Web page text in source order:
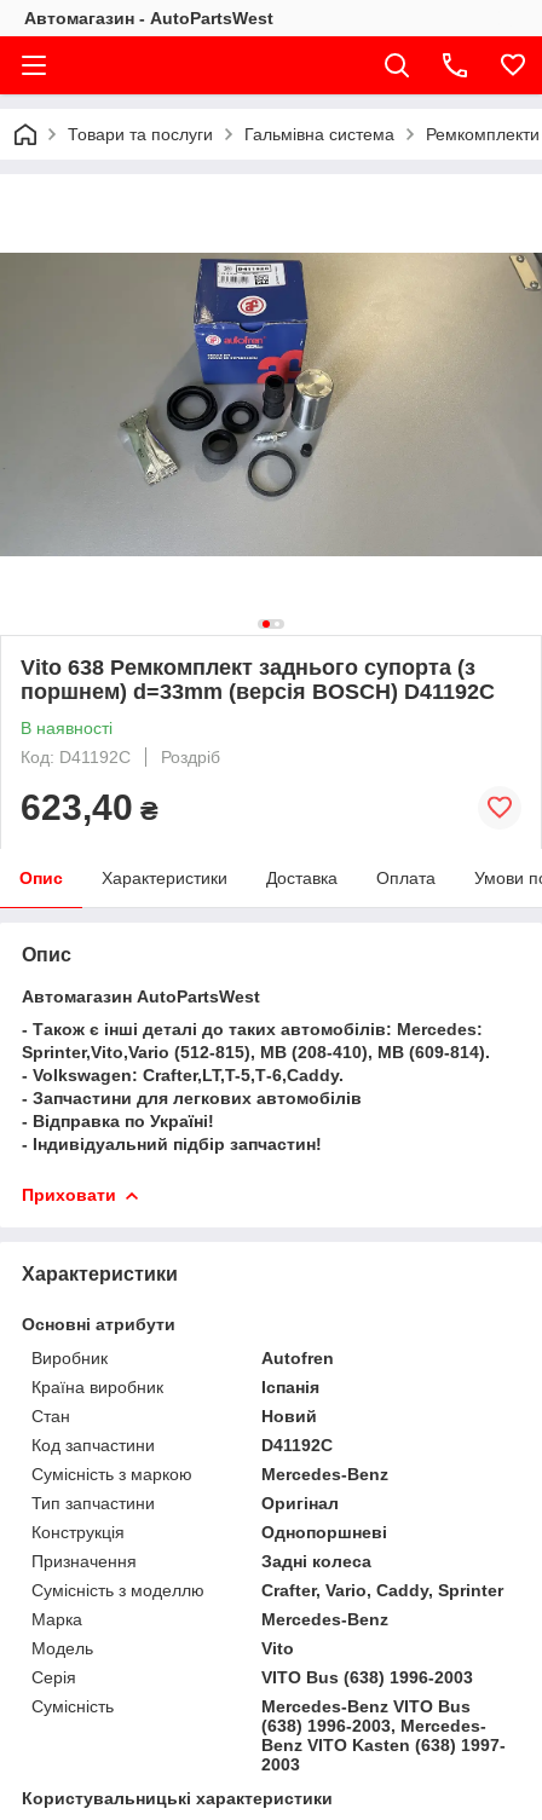
Автомагазин - AutoPartsWest
Товари та послуги Гальмівна система Ремкомплекти
Vito 638 Ремкомплект заднього супорта (з
поршнем) d=33mm (версія BOSCH) D41192C
В наявності
Код: D41192C
Роздріб
623,40 ₴
Опис Характеристики Доставка Оплата Умови
Опис
Автомагазин AutoPartsWest
- Також є інші деталі до таких автомобілів: Mercedes:
Sprinter,Vito,Vario (512-815), MB (208-410), MB (609-814).
- Volkswagen: Crafter,LT,T-5,Т-6,Caddy.
- Запчастини для легкових автомобілів
- Відправка по Україні!
- Індивідуальний підбір запчастин!
Приховати
Характеристики
Основні атрибути
Виробник
Autofren
Країна виробник
Іспанія
Стан
Новий
Код запчастини
D41192C
Сумісність з маркою
Mercedes-Benz
Тип запчастини
Оригінал
Конструкція
Однопоршневі
Призначення
Задні колеса
Сумісність з моделлю
Crafter, Vario, Caddy, Sprinter
Марка
Mercedes-Benz
Модель
Vito
Серія
VITO Bus (638) 1996-2003
Сумісність
Mercedes-Benz VITO Bus
(638) 1996-2003, Mercedes-
Benz VITO Kasten (638) 1997-
2003
Користувальницькі характеристики